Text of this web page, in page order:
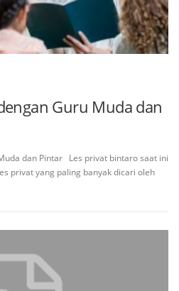
Guru Muda dan
dan Pintar Les privat bintaro saat ini
privat yang paling banyak dicari oleh